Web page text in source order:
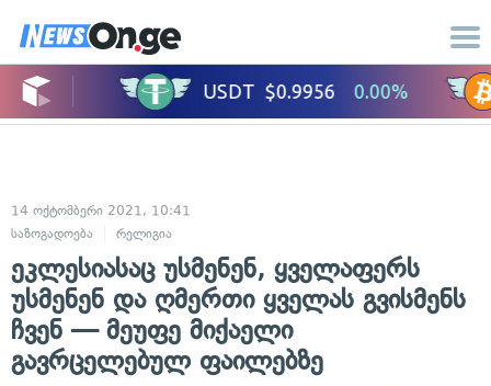
14 ოქტომბერი 2021, 10:41
საზოგადოება
რელიგია
ეკლესიასაც უსმენენ, ყველაფერს
უსმენენ და ღმერთი ყველას გვისმენს
ჩვენ — მეუფე მიქაელი
გავრცელებულ ფაილებზე